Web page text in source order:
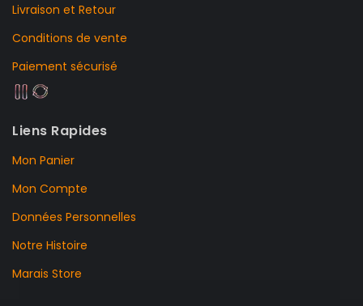
Livraison et Retour
Conditions de vente
Paiement sécurisé
Liens Rapides
Mon Panier
Mon Compte
Données Personnelles
Notre Histoire
Marais Store